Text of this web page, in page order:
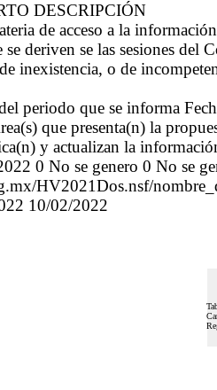
DESCRIPCIÓN
de acceso a la
se deriven se las sesiones
inexistencia, o de
periodo que se informa
que presenta(n) la
y actualizan la
0 No se genero 0 No se
HV2021Dos.nsf/
10/02/2022